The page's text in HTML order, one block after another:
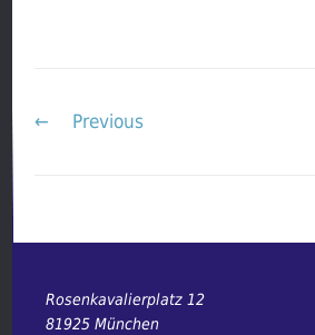
navigation
← Previous
Rosenkavalierplatz 12
81925 München